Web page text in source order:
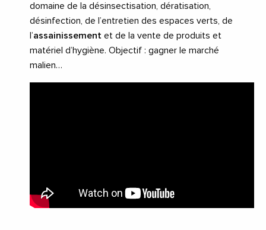
domaine de la désinsectisation, dératisation,
désinfection, de l’entretien des espaces verts, de
l’assainissement et de la vente de produits et
matériel d’hygiène. Objectif : gagner le marché
malien…